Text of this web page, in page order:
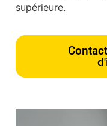
supérieure.